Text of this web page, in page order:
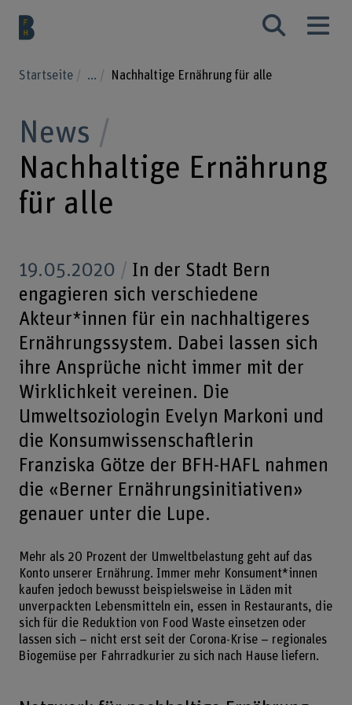
Startseite ... Nachhaltige Ernährung für alle
News
Nachhaltige Ernährung
für alle
19.05.2020
In der Stadt Bern
engagieren sich verschiedene
Akteur*innen für ein nachhaltigeres
Ernährungssystem. Dabei lassen sich
ihre Ansprüche nicht immer mit der
Wirklichkeit vereinen. Die
Umweltsoziologin Evelyn Markoni und
die Konsumwissenschaftlerin
Franziska Götze der BFH-HAFL nahmen
die «Berner Ernährungsinitiativen»
genauer unter die Lupe.
Mehr als 20 Prozent der Umweltbelastung geht auf das
Konto unserer Ernährung. Immer mehr Konsument*innen
kaufen jedoch bewusst beispielsweise in Läden mit
unverpackten Lebensmitteln ein, essen in Restaurants, die
sich für die Reduktion von Food Waste einsetzen oder
lassen sich – nicht erst seit der Corona-Krise – regionales
Biogemüse per Fahrradkurier zu sich nach Hause liefern.